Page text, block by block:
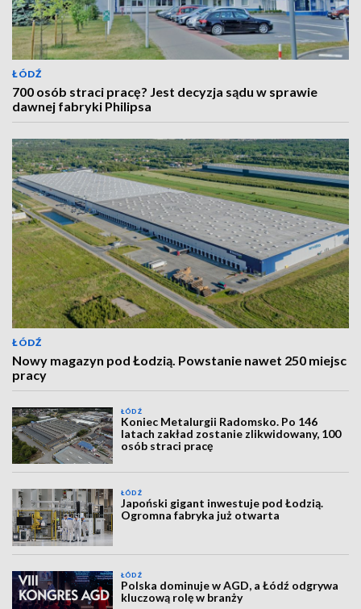
ŁÓDŹ
700 osób straci pracę? Jest decyzja sądu w sprawie
dawnej fabryki Philipsa
ŁÓDŹ
Nowy magazyn pod Łodzią. Powstanie nawet 250 miejsc
pracy
ŁÓDŹ
Koniec Metalurgii Radomsko. Po 146
latach zakład zostanie zlikwidowany, 100
osób straci pracę
ŁÓDŹ
Japoński gigant inwestuje pod Łodzią.
Ogromna fabryka już otwarta
ŁÓDŹ
Polska dominuje w AGD, a Łódź odgrywa
kluczową rolę w branży